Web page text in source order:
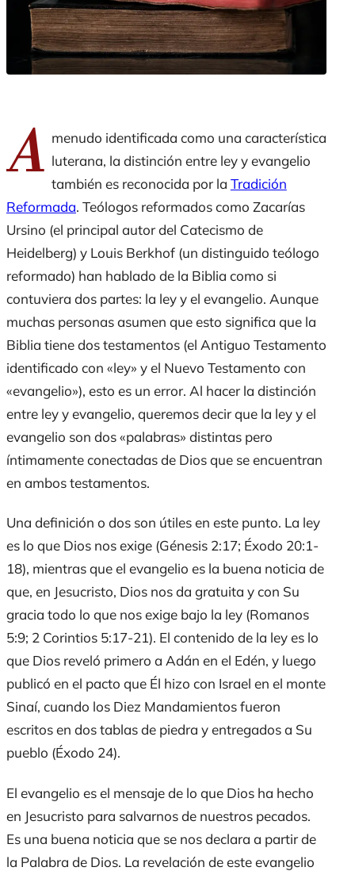
A menudo identificada como una característica
luterana, la distinción entre ley y evangelio
también es reconocida por la Tradición
Reformada. Teólogos reformados como Zacarías
Ursino (el principal autor del Catecismo de
Heidelberg) y Louis Berkhof (un distinguido teólogo
reformado) han hablado de la Biblia como si
contuviera dos partes: la ley y el evangelio. Aunque
muchas personas asumen que esto significa que la
Biblia tiene dos testamentos (el Antiguo Testamento
identificado con «ley» y el Nuevo Testamento con
«evangelio»), esto es un error. Al hacer la distinción
entre ley y evangelio, queremos decir que la ley y el
evangelio son dos «palabras» distintas pero
íntimamente conectadas de Dios que se encuentran
en ambos testamentos.
Una definición o dos son útiles en este punto. La ley
es lo que Dios nos exige (Génesis 2:17; Éxodo 20:1-
18), mientras que el evangelio es la buena noticia de
que, en Jesucristo, Dios nos da gratuita y con Su
gracia todo lo que nos exige bajo la ley (Romanos
5:9; 2 Corintios 5:17-21). El contenido de la ley es lo
que Dios reveló primero a Adán en el Edén, y luego
publicó en el pacto que Él hizo con Israel en el monte
Sinaí, cuando los Diez Mandamientos fueron
escritos en dos tablas de piedra y entregados a Su
pueblo (Éxodo 24).
El evangelio es el mensaje de lo que Dios ha hecho
en Jesucristo para salvarnos de nuestros pecados.
Es una buena noticia que se nos declara a partir de
la Palabra de Dios. La revelación de este evangelio